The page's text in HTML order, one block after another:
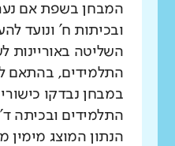
המבחן בשפת אם
ובכיתות ח' ונועד
השליטה באוריינות
התלמידים, בהתאם
במבחן נבדקו
התלמידים ובכיתה
הנתון המוצג